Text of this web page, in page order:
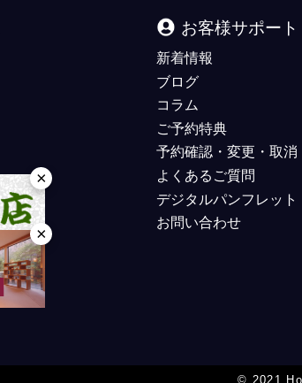
お客様サポート
新着情報
ブログ
コラム
ご予約特典
予約確認・変更・取消
よくあるご質問
デジタルパンフレット
お問い合わせ
© 2021
×
×